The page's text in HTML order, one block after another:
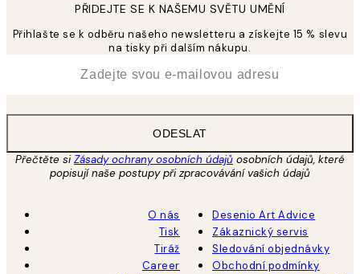
PŘIDEJTE SE K NAŠEMU SVĚTU UMĚNÍ
Přihlašte se k odběru našeho newsletteru a získejte 15 % slevu
na tisky při dalším nákupu.
ODESLAT
Přečtěte siZásady ochrany osobních údajů osobních údajů, které
popisují naše postupy při zpracovávání vašich údajů
O nás
Tisk
Tiráž
Career
Desenio Art Advice
Zákaznický servis
Sledování objednávky
Obchodní podmínky